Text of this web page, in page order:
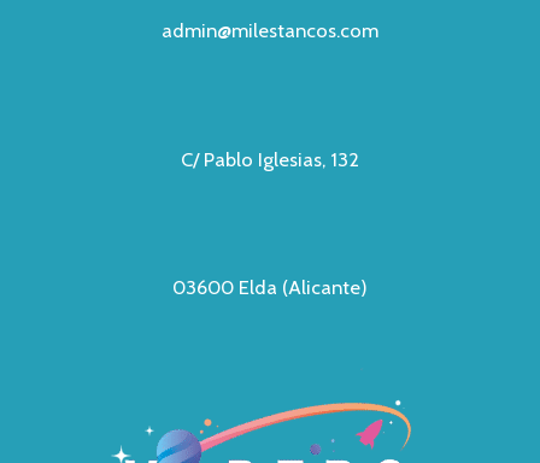
admin@milestancos.com
C/ Pablo Iglesias, 132
03600 Elda (Alicante)